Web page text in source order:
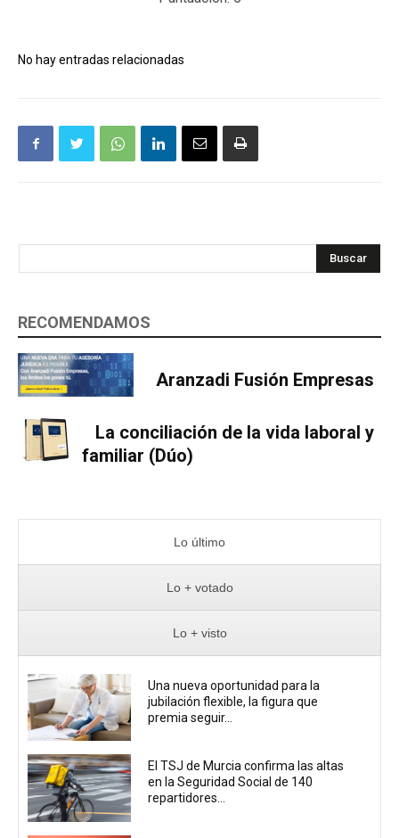
No hay entradas relacionadas
Buscar
RECOMENDAMOS
Aranzadi Fusión Empresas
La conciliación de la vida laboral y
familiar (Dúo)
Lo último
Lo + votado
Lo + visto
Una nueva oportunidad para la
jubilación flexible, la figura que
premia seguir...
El TSJ de Murcia confirma las altas
en la Seguridad Social de 140
repartidores...